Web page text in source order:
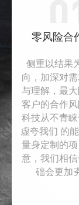
零风险合
侧重以结果
向，加深对
与理解，最
客户的合作
科技从不青
虚夸我们 的
量身定制的
意，我们相
础会更加